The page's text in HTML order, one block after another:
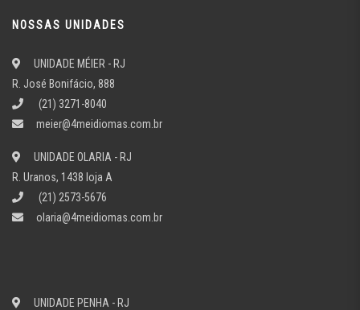
NOSSAS UNIDADES
UNIDADE MÉIER - RJ
R. José Bonifácio, 888
(21) 3271-8040
meier@4meidiomas.com.br
UNIDADE OLARIA - RJ
R. Uranos, 1438 loja A
(21) 2573-5676
olaria@4meidiomas.com.br
UNIDADE PENHA - RJ